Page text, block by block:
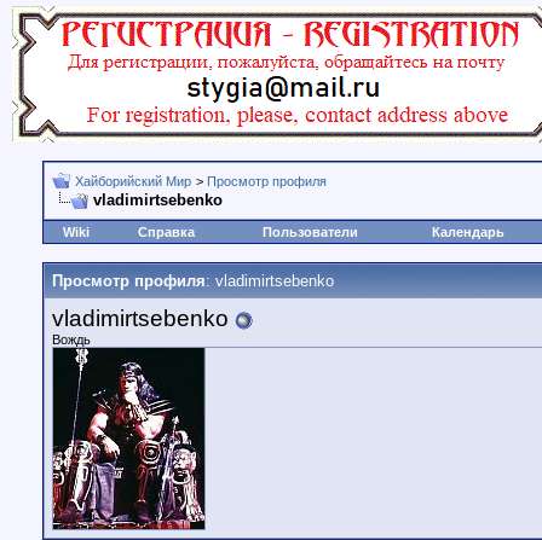
Хайборийский Мир > Просмотр профиля
vladimirtsebenko
Wiki Справка Пользователи Календарь
Просмотр профиля: vladimirtsebenko
vladimirtsebenko
Вождь